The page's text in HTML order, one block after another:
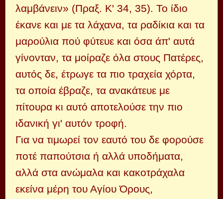
λαμβάνειν» (Πραξ. Κ' 34, 35). Το ίδιο
έκανε και με τα λάχανα, τα ραδίκια και τα
μαρούλια πού φύτευε και όσα άπ' αυτά
γίνονταν, τα μοίραζε όλα στους Πατέρες,
αυτός δε, έτρωγε τα πιο τραχεία χόρτα,
τα οποία έβραζε, τα ανακάτευε με
πίτουρα κι αυτό αποτελούσε την πιο
ιδανική γι' αυτόν τροφή.
Για να τιμωρεί τον εαυτό του δε φορούσε
ποτέ παπούτσια ή αλλά υποδήματα,
αλλά στα ανώμαλα και κακοτράχαλα
εκείνα μέρη του Αγίου Όρους,